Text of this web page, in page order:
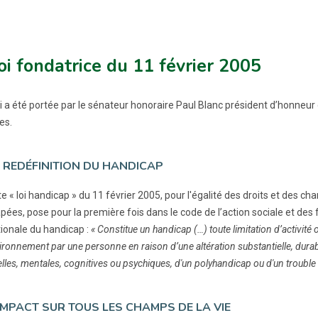
fondatrice du 11 février 2005
a été portée par le sénateur honoraire Paul Blanc président d’honneur
DU HANDICAP
« loi handicap » du 11 février 2005, pour l'égalité des droits et des
pose pour la première fois dans le code de l’action sociale et
du handicap : « Constitue un handicap (…) toute limitation
par une personne en raison d’une altération substantielle,
mentales, cognitives ou psychiques, d'un polyhandicap ou d'un
SUR TOUS LES CHAMPS DE LA VIE